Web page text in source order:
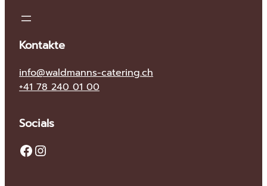
Kontakte
info@waldmanns-catering.ch
+41 78 240 01 00
Socials
Facebook Instagram